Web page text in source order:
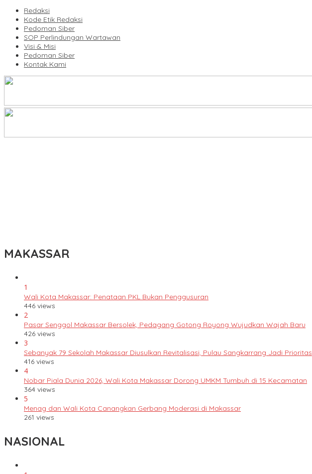
Redaksi
Kode Etik Redaksi
Pedoman Siber
SOP Perlindungan Wartawan
Visi & Misi
Pedoman Siber
Kontak Kami
MAKASSAR
1
Wali Kota Makassar: Penataan PKL Bukan Penggusuran
446 views
2
Pasar Senggol Makassar Bersolek, Pedagang Gotong Royong Wujudkan Wajah Baru
426 views
3
Sebanyak 79 Sekolah Makassar Diusulkan Revitalisasi, Pulau Sangkarrang Jadi Prioritas
416 views
4
Nobar Piala Dunia 2026, Wali Kota Makassar Dorong UMKM Tumbuh di 15 Kecamatan
364 views
5
Menag dan Wali Kota Canangkan Gerbang Moderasi di Makassar
261 views
NASIONAL